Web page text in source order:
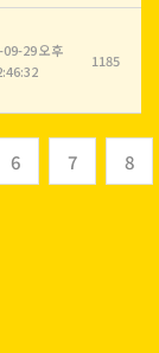
29 오후
1185
6 7 8